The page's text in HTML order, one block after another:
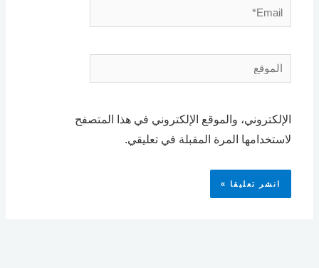
Email*
الموقع
الإلكتروني، والموقع الإلكتروني في هذا المتصفح
لاستخدامها المرة المقبلة في تعليقي.